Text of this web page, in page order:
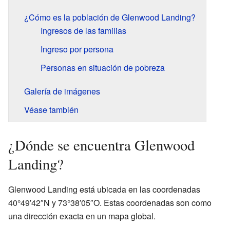
¿Cómo es la población de Glenwood Landing?
Ingresos de las familias
Ingreso por persona
Personas en situación de pobreza
Galería de imágenes
Véase también
¿Dónde se encuentra Glenwood
Landing?
Glenwood Landing está ubicada en las coordenadas
40°49′42″N y 73°38′05″O. Estas coordenadas son como
una dirección exacta en un mapa global.